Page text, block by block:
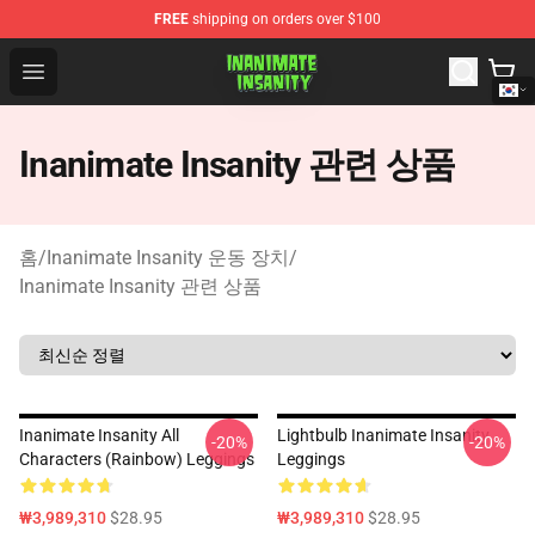
FREE shipping on orders over $100
Open menu
Inanimate Insanity Store - Official Inanimate Insanity
Inanimate Insanity 관련 상품
홈/Inanimate Insanity 운동 장치/
Inanimate Insanity 관련 상품
Inanimate Insanity All
Characters (Rainbow) Leggings
₩3,989,310$28.95
-20%
Lightbulb Inanimate Insanity
Leggings
₩3,989,310$28.95
-20%